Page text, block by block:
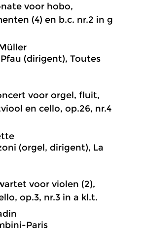
voor hobo,
(4) en b.c. nr.2 in g
(dirigent), Toutes
voor orgel, fluit,
en cello, op.26, nr.4
(orgel, dirigent), La
voor violen (2),
op.3, nr.3 in a kl.t.
Paris